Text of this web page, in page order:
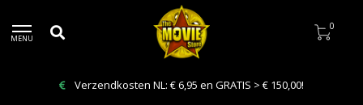
MENU
0
Verzendkosten NL: € 6,95 en GRATIS > € 150,00!